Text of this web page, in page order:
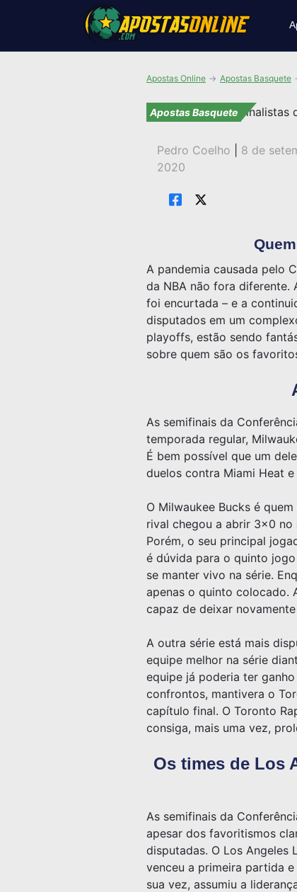
Apostas Online Apostas Basquete
Apostas Basquete
Pedro Coelho
8 de
2020
A pandemia causada pelo
da NBA não fora diferente.
foi encurtada – e a
disputados em um
playoffs, estão sendo
sobre quem são os
As semifinais da
temporada regular,
É bem possível que um
duelos contra Miami Heat
O Milwaukee Bucks é
rival chegou a abrir 3×0 no
Porém, o seu principal
é dúvida para o quinto
se manter vivo na série.
apenas o quinto colocado.
capaz de deixar
A outra série está mais
equipe melhor na série
equipe já poderia ter
confrontos, mantivera o
capítulo final. O Toronto
consiga, mais uma vez,
Os times de Los
As semifinais da
apesar dos favoritismos
disputadas. O Los Angeles
venceu a primeira partida
sua vez, assumiu a